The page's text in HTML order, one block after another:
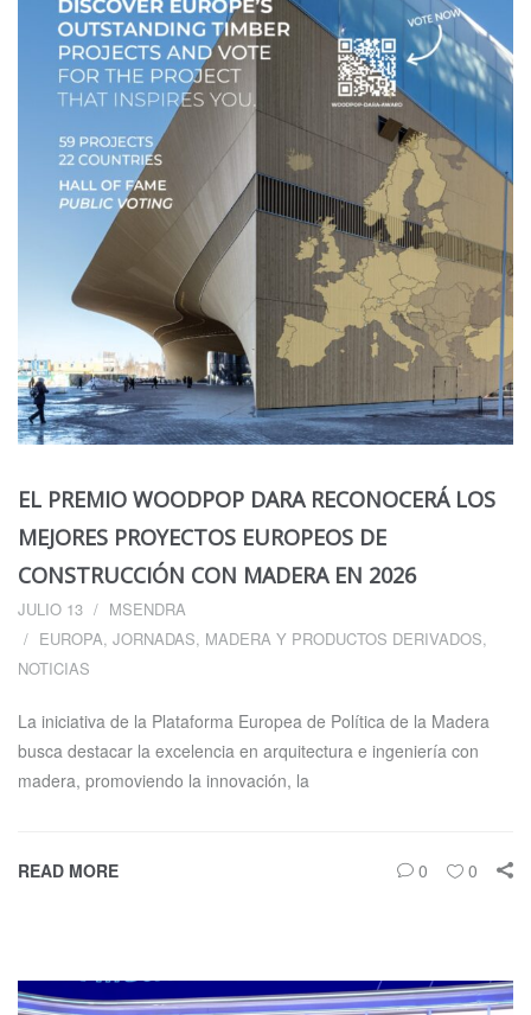
EL PREMIO WOODPOP DARA RECONOCERÁ LOS
MEJORES PROYECTOS EUROPEOS DE
CONSTRUCCIÓN CON MADERA EN 2026
JULIO 13
MSENDRA
EUROPA, JORNADAS, MADERA Y PRODUCTOS DERIVADOS,
NOTICIAS
La iniciativa de la Plataforma Europea de Política de la Madera
busca destacar la excelencia en arquitectura e ingeniería con
madera, promoviendo la innovación, la
READ MORE 0 0